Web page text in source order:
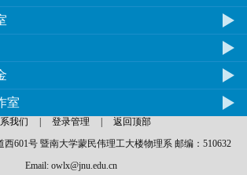
室
我们 | 登录管理 |
返回顶部
601号 暨南大学蒙民伟理工大楼物理系 邮编：510632
Email: owlx@jnu.edu.cn